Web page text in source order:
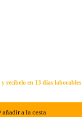
recíbelo en 13 días laborables
añadir a la cesta